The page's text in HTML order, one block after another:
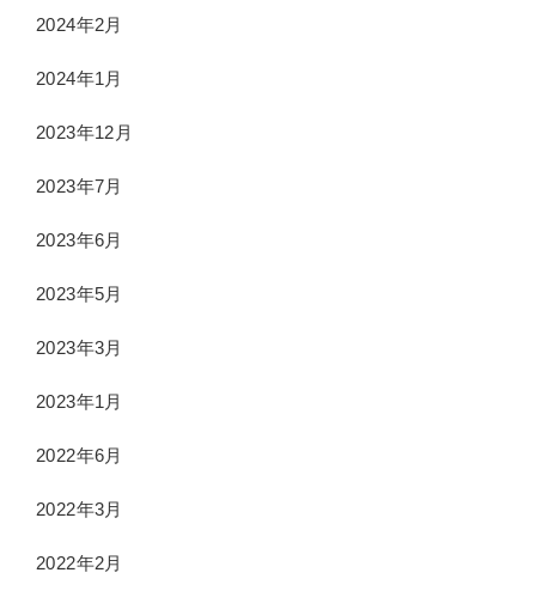
2024年2月
2024年1月
2023年12月
2023年7月
2023年6月
2023年5月
2023年3月
2023年1月
2022年6月
2022年3月
2022年2月